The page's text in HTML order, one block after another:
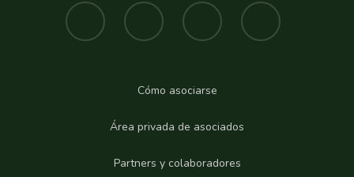
Cómo asociarse
Área privada de asociados
Partners y colaboradores